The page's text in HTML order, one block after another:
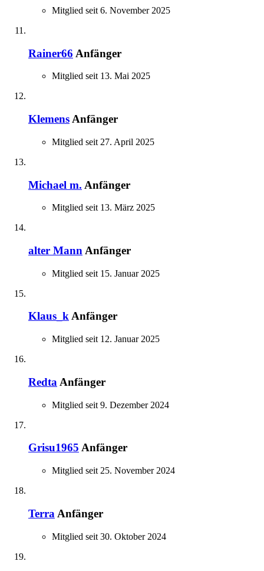
Mitglied seit 6. November 2025
Rainer66 Anfänger
Mitglied seit 13. Mai 2025
Klemens Anfänger
Mitglied seit 27. April 2025
Michael m. Anfänger
Mitglied seit 13. März 2025
alter Mann Anfänger
Mitglied seit 15. Januar 2025
Klaus_kAnfänger
Mitglied seit 12. Januar 2025
Redta Anfänger
Mitglied seit 9. Dezember 2024
Grisu1965 Anfänger
Mitglied seit 25. November 2024
Terra Anfänger
Mitglied seit 30. Oktober 2024